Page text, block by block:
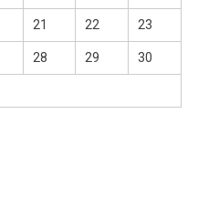
21 22 23
28 29 30